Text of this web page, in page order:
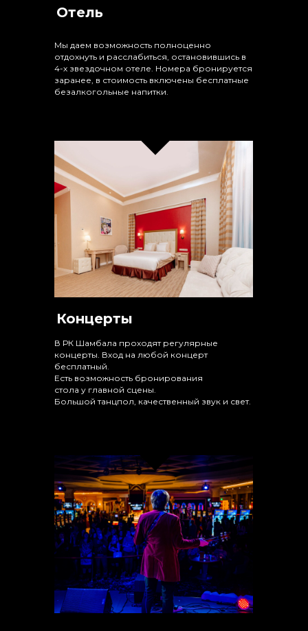
Мы даем возможность полноценно
отдохнуть и расслабиться, остановившись в
4-х звездочном отеле. Номера бронируется
заранее, в стоимость включены бесплатные
безалкогольные напитки.
Отель
В РК Шамбала проходят регулярные
концерты. Вход на любой концерт
бесплатный.
Есть возможность бронирования
стола у главной сцены.
Большой танцпол, качественный звук и свет.
Концерты